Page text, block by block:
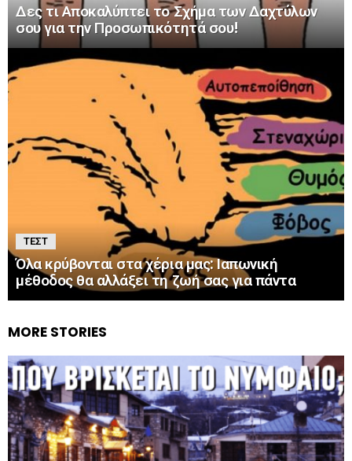
Δες τι Αποκαλύπτει το Σχήμα των Δαχτύλων
σου για την Προσωπικότητά σου!
ΤΕΣΤ
Όλα κρύβονται στα χέρια μας: Ιαπωνική
μέθοδος θα αλλάξει τη ζωή σας για πάντα
MORE STORIES